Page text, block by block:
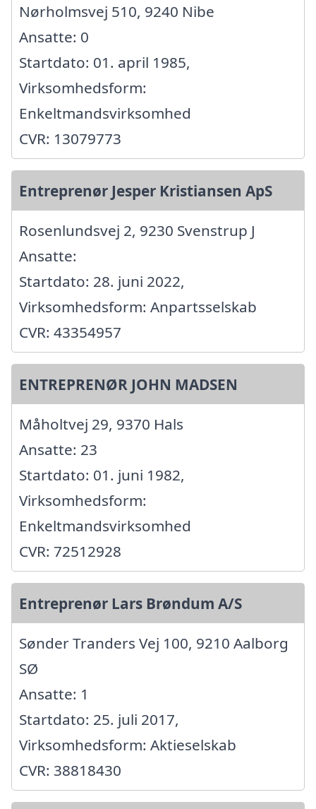
Nørholmsvej 510, 9240 Nibe
Ansatte: 0
Startdato: 01. april 1985,
Virksomhedsform:
Enkeltmandsvirksomhed
CVR: 13079773
Entreprenør Jesper Kristiansen ApS
Rosenlundsvej 2, 9230 Svenstrup J
Ansatte:
Startdato: 28. juni 2022,
Virksomhedsform: Anpartsselskab
CVR: 43354957
ENTREPRENØR JOHN MADSEN
Måholtvej 29, 9370 Hals
Ansatte: 23
Startdato: 01. juni 1982,
Virksomhedsform:
Enkeltmandsvirksomhed
CVR: 72512928
Entreprenør Lars Brøndum A/S
Sønder Tranders Vej 100, 9210 Aalborg
SØ
Ansatte: 1
Startdato: 25. juli 2017,
Virksomhedsform: Aktieselskab
CVR: 38818430